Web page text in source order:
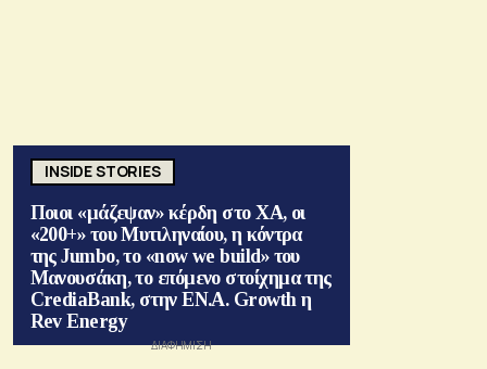
INSIDE STORIES
Ποιοι «μάζεψαν» κέρδη στο ΧΑ, οι
«200+» του Μυτιληναίου, η κόντρα
της Jumbo, το «now we build» του
Μανουσάκη, το επόμενο στοίχημα της
CrediaBank, στην ΕΝ.Α. Growth η
Rev Energy